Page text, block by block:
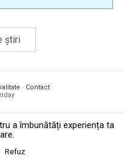
știri
· Contact
a îmbunătăți experiența ta
Refuz